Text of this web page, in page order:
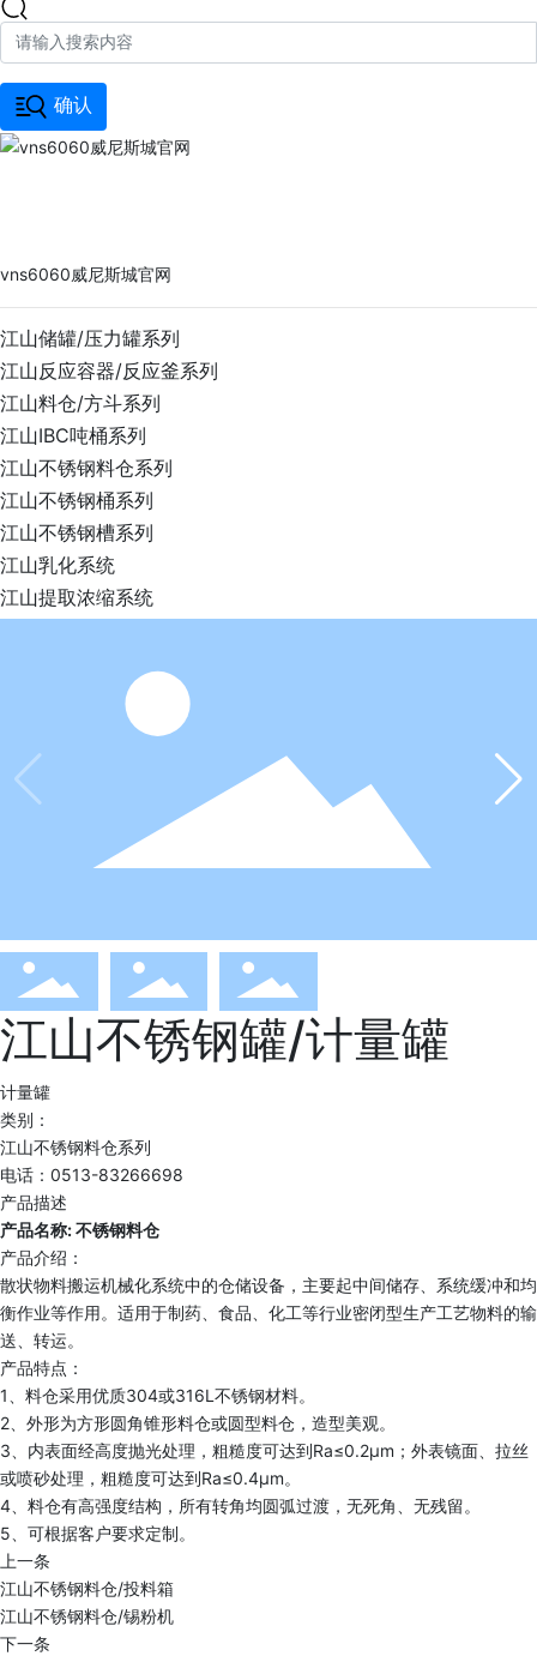
确认
vns6060威尼斯城官网
江山储罐/压力罐系列
江山反应容器/反应釜系列
江山料仓/方斗系列
江山IBC吨桶系列
江山不锈钢料仓系列
江山不锈钢桶系列
江山不锈钢槽系列
江山乳化系统
江山提取浓缩系统
江山不锈钢罐/计量罐
计量罐
类别：
江山不锈钢料仓系列
电话：0513-83266698
产品描述
产品名称: 不锈钢料仓
产品介绍：
散状物料搬运机械化系统中的仓储设备，主要起中间储存、系统缓冲和均
衡作业等作用。适用于制药、食品、化工等行业密闭型生产工艺物料的输
送、转运。
产品特点：
1、料仓采用优质304或316L不锈钢材料。
2、外形为方形圆角锥形料仓或圆型料仓，造型美观。
3、内表面经高度抛光处理，粗糙度可达到Ra≤0.2μm；外表镜面、拉丝
或喷砂处理，粗糙度可达到Ra≤0.4μm。
4、料仓有高强度结构，所有转角均圆弧过渡，无死角、无残留。
5、可根据客户要求定制。
上一条
江山不锈钢料仓/投料箱
江山不锈钢料仓/锡粉机
下一条